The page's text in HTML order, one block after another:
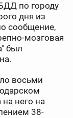
по городу
дня из
сообщение,
мозговая
был
восьми
на него на
38-